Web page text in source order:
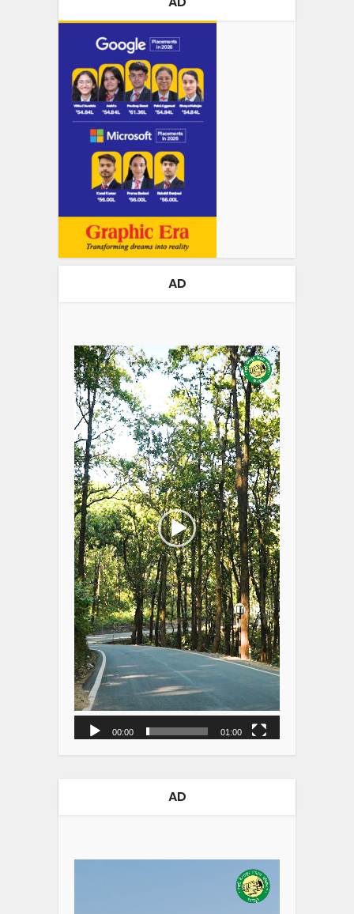
AD
Player
00:00 01:00
AD